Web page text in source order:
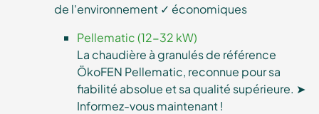
de l'environnement ✓ économiques
Pellematic (12-32 kW)
La chaudière à granulés de référence
ÖkoFEN Pellematic, reconnue pour sa
fiabilité absolue et sa qualité supérieure. ➤
Informez-vous maintenant !